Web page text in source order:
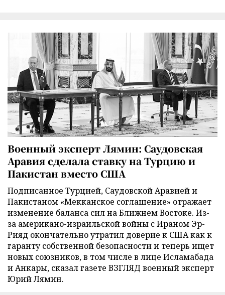
Военный эксперт Лямин: Саудовская
Аравия сделала ставку на Турцию и
Пакистан вместо США
Подписанное Турцией, Саудовской Аравией и
Пакистаном «Мекканское соглашение» отражает
изменение баланса сил на Ближнем Востоке. Из-
за американо-израильской войны с Ираном Эр-
Рияд окончательно утратил доверие к США как к
гаранту собственной безопасности и теперь ищет
новых союзников, в том числе в лице Исламабада
и Анкары, сказал газете ВЗГЛЯД военный эксперт
Юрий Лямин.